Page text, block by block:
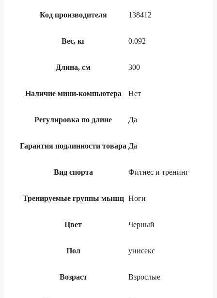
Код производителя 138412
Вес, кг 0.092
Длина, см 300
Наличие мини-компьютера Нет
Регулировка по длине Да
Гарантия подлинности товара Да
Вид спорта Фитнес и тренинг
Тренируемые группы мышц Ноги
Цвет Черный
Пол унисекс
Возраст Взрослые